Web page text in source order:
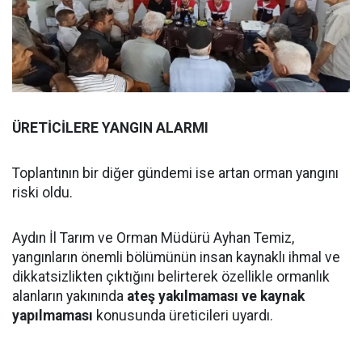
ÜRETİCİLERE YANGIN ALARMI
Toplantının bir diğer gündemi ise artan orman yangını
riski oldu.
Aydın İl Tarım ve Orman Müdürü Ayhan Temiz,
yangınların önemli bölümünün insan kaynaklı ihmal ve
dikkatsizlikten çıktığını belirterek özellikle ormanlık
alanların yakınında ateş yakılmaması ve kaynak
yapılmaması konusunda üreticileri uyardı.